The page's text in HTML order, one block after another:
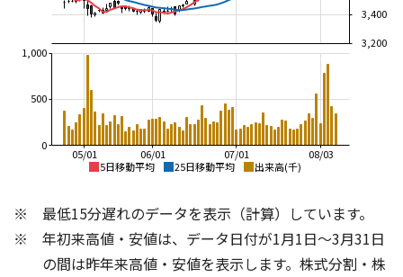
5日移動平均 25日移動平均 出来高(千)
08/03
07/01
06/01
05/01
3,200
3,400
0
500
1,000
3,600
3,800
4,000
3,500
4,000
最低15分遅れのデータを表示（計算）しています。
年初来高値・安値は、データ日付が1月1日～3月31日
の間は昨年来高値・安値を表示します。株式分割・株